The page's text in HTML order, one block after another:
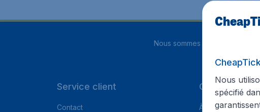
Nous sommes notés
Service client
Contact
À propos
Nous
spécifié